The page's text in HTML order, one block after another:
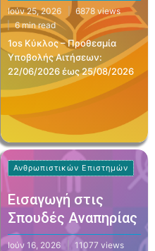
Ιούν 25, 2026
6878 views
6 min read
1os Κύκλος – Προθεσμία
Υποβολής Αιτήσεων:
22/06/2026 έως 25/08/2026
Ανθρωπιστικών Επιστημών
Εισαγωγή στις
Σπουδές Αναπηρίας
Ιούν 16, 2026
11077 views